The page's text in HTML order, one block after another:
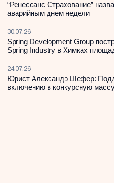
“Ренессанс Страхование”
аварийным днем недели
30.07.26
Spring Development Group
Spring Industry в Химках
24.07.26
Юрист Александр Шефер:
включению в конкурсную